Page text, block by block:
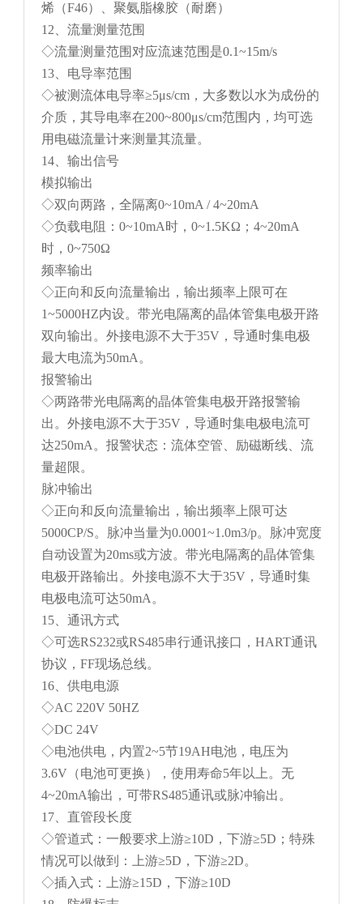
烯（F46）、聚氨脂橡胶（耐磨）
12、流量测量范围
◇流量测量范围对应流速范围是0.1~15m/s
13、电导率范围
◇被测流体电导率≥5μs/cm，大多数以水为成份的
介质，其导电率在200~800μs/cm范围内，均可选
用电磁流量计来测量其流量。
14、输出信号
模拟输出
◇双向两路，全隔离0~10mA / 4~20mA
◇负载电阻：0~10mA时，0~1.5KΩ；4~20mA
时，0~750Ω
频率输出
◇正向和反向流量输出，输出频率上限可在
1~5000HZ内设。带光电隔离的晶体管集电极开路
双向输出。外接电源不大于35V，导通时集电极
最大电流为50mA。
报警输出
◇两路带光电隔离的晶体管集电极开路报警输
出。外接电源不大于35V，导通时集电极电流可
达250mA。报警状态：流体空管、励磁断线、流
量超限。
脉冲输出
◇正向和反向流量输出，输出频率上限可达
5000CP/S。脉冲当量为0.0001~1.0m3/p。脉冲宽度
自动设置为20ms或方波。带光电隔离的晶体管集
电极开路输出。外接电源不大于35V，导通时集
电极电流可达50mA。
15、通讯方式
◇可选RS232或RS485串行通讯接口，HART通讯
协议，FF现场总线。
16、供电电源
◇AC 220V 50HZ
◇DC 24V
◇电池供电，内置2~5节19AH电池，电压为
3.6V（电池可更换），使用寿命5年以上。无
4~20mA输出，可带RS485通讯或脉冲输出。
17、直管段长度
◇管道式：一般要求上游≥10D，下游≥5D；特殊
情况可以做到：上游≥5D，下游≥2D。
◇插入式：上游≥15D，下游≥10D